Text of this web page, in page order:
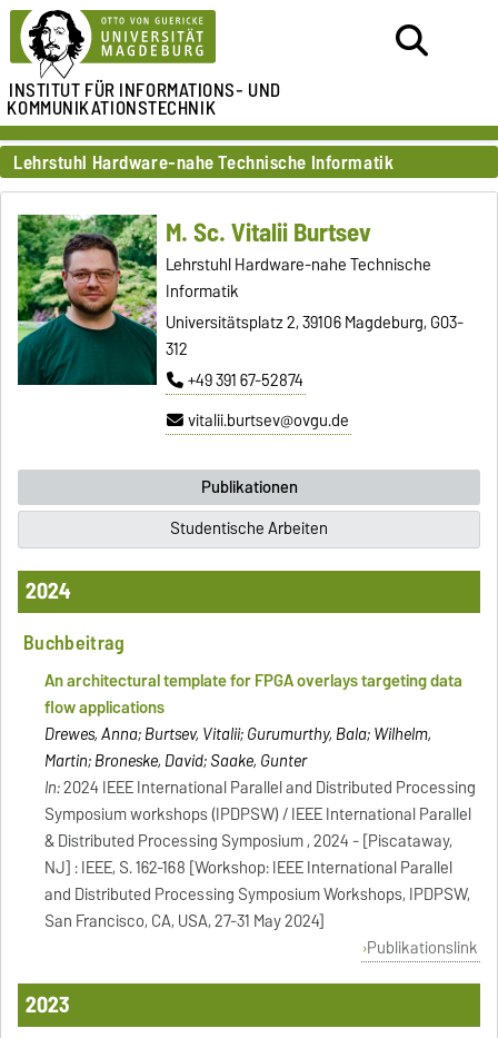
INSTITUT FÜRINFORMATIONS- UND
KOMMUNIKATIONSTECHNIK
Lehrstuhl Hardware-nahe Technische Informatik
M. Sc. Vitalii Burtsev
Lehrstuhl Hardware-nahe Technische
Informatik
Universitätsplatz 2, 39106 Magdeburg, G03-
312
+49 391 67-52874
vitalii.burtsev@ovgu.de
Publikationen
Studentische Arbeiten
2024
Buchbeitrag
An architectural template for FPGA overlays targeting data
flow applications
Drewes, Anna; Burtsev, Vitalii; Gurumurthy, Bala; Wilhelm,
Martin; Broneske, David; Saake, Gunter
In:2024 IEEE International Parallel and Distributed Processing
Symposium workshops (IPDPSW) / IEEE International Parallel
& Distributed Processing Symposium , 2024 - [Piscataway,
NJ] : IEEE, S. 162-168 [Workshop: IEEE International Parallel
and Distributed Processing Symposium Workshops, IPDPSW,
San Francisco, CA, USA, 27-31 May 2024]
Publikationslink
2023